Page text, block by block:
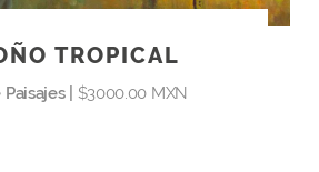
TROPICAL
| $3000.00 MXN